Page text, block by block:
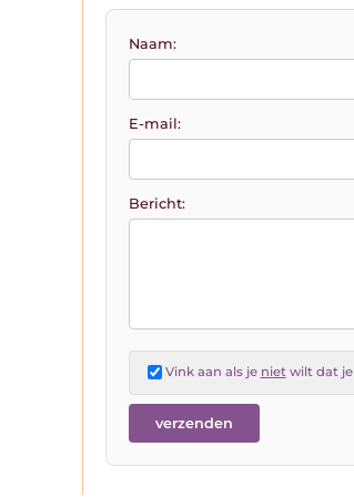
Naam:
E-mail:
Bericht:
Vink aan als je nietwilt dat je